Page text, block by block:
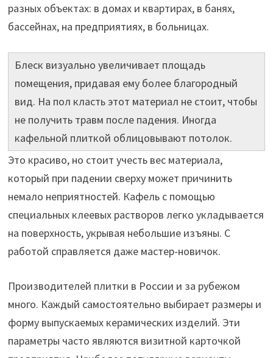
разных объектах: в домах и квартирах, в банях,
бассейнах, на предприятиях, в больницах.
Блеск визуально увеличивает площадь
помещения, придавая ему более благородный
вид. На пол класть этот материал не стоит, чтобы
не получить травм после падения. Иногда
кафельной плиткой облицовывают потолок.
Это красиво, но стоит учесть вес материала,
который при падении сверху может причинить
немало неприятностей. Кафель с помощью
специальных клеевых растворов легко укладывается
на поверхность, укрывая небольшие изъяны. С
работой справляется даже мастер-новичок.
Производителей плитки в России и за рубежом
много. Каждый самостоятельно выбирает размеры и
форму выпускаемых керамических изделий. Эти
параметры часто являются визитной карточкой